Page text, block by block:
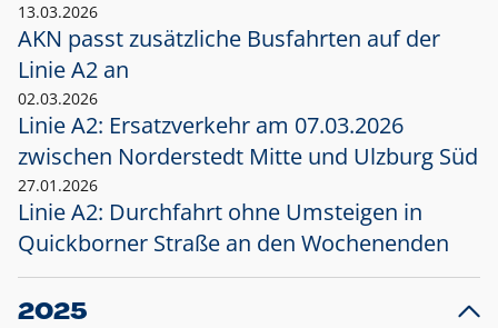
13.03.2026
AKN passt zusätzliche Busfahrten auf der
Linie A2 an
02.03.2026
Linie A2: Ersatzverkehr am 07.03.2026
zwischen Norderstedt Mitte und Ulzburg Süd
27.01.2026
Linie A2: Durchfahrt ohne Umsteigen in
Quickborner Straße an den Wochenenden
2025